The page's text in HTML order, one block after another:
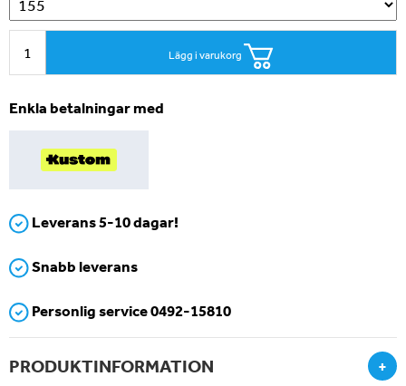
Lägg i varukorg
Enkla betalningar med
Leverans 5-10 dagar!
Snabb leverans
Personlig service 0492-15810
PRODUKTINFORMATION +